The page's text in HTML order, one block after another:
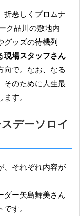
ク品川の敷地内
グッズの待機列
現場スタッフさん
向で。なお、なる
そのために人生最
す。
デーソロイ
ダー矢島舞美さん
す。